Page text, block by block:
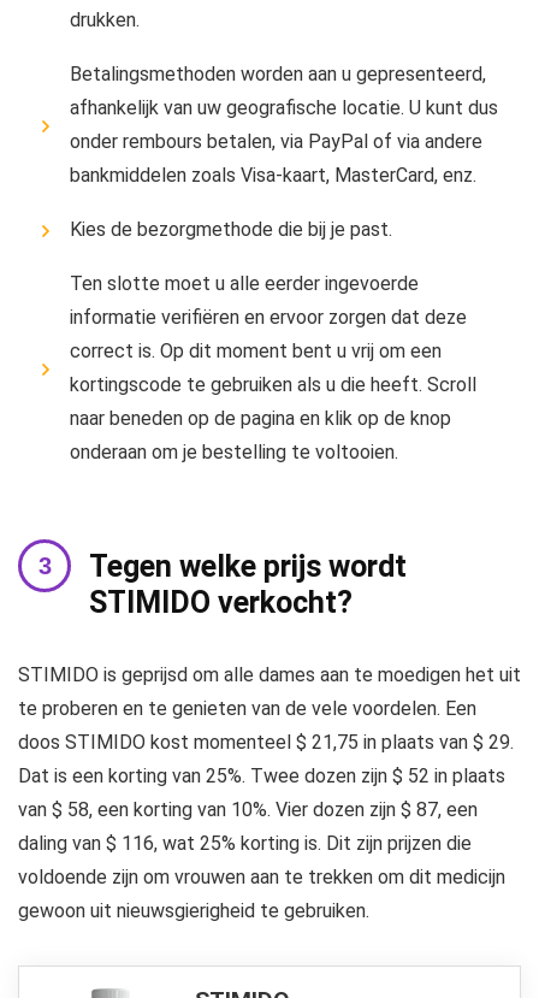
drukken.
Betalingsmethoden worden aan u gepresenteerd,
afhankelijk van uw geografische locatie. U kunt dus
onder rembours betalen, via PayPal of via andere
bankmiddelen zoals Visa-kaart, MasterCard, enz.
Kies de bezorgmethode die bij je past.
Ten slotte moet u alle eerder ingevoerde
informatie verifiëren en ervoor zorgen dat deze
correct is. Op dit moment bent u vrij om een ​​
kortingscode te gebruiken als u die heeft. Scroll
naar beneden op de pagina en klik op de knop
onderaan om je bestelling te voltooien.
Tegen welke prijs wordt
STIMIDO verkocht?
STIMIDO is geprijsd om alle dames aan te moedigen het uit
te proberen en te genieten van de vele voordelen. Een
doos STIMIDO kost momenteel $ 21,75 in plaats van $ 29.
Dat is een korting van 25%. Twee dozen zijn $ 52 in plaats
van $ 58, een korting van 10%. Vier dozen zijn $ 87, een
daling van $ 116, wat 25% korting is. Dit zijn prijzen die
voldoende zijn om vrouwen aan te trekken om dit medicijn
gewoon uit nieuwsgierigheid te gebruiken.